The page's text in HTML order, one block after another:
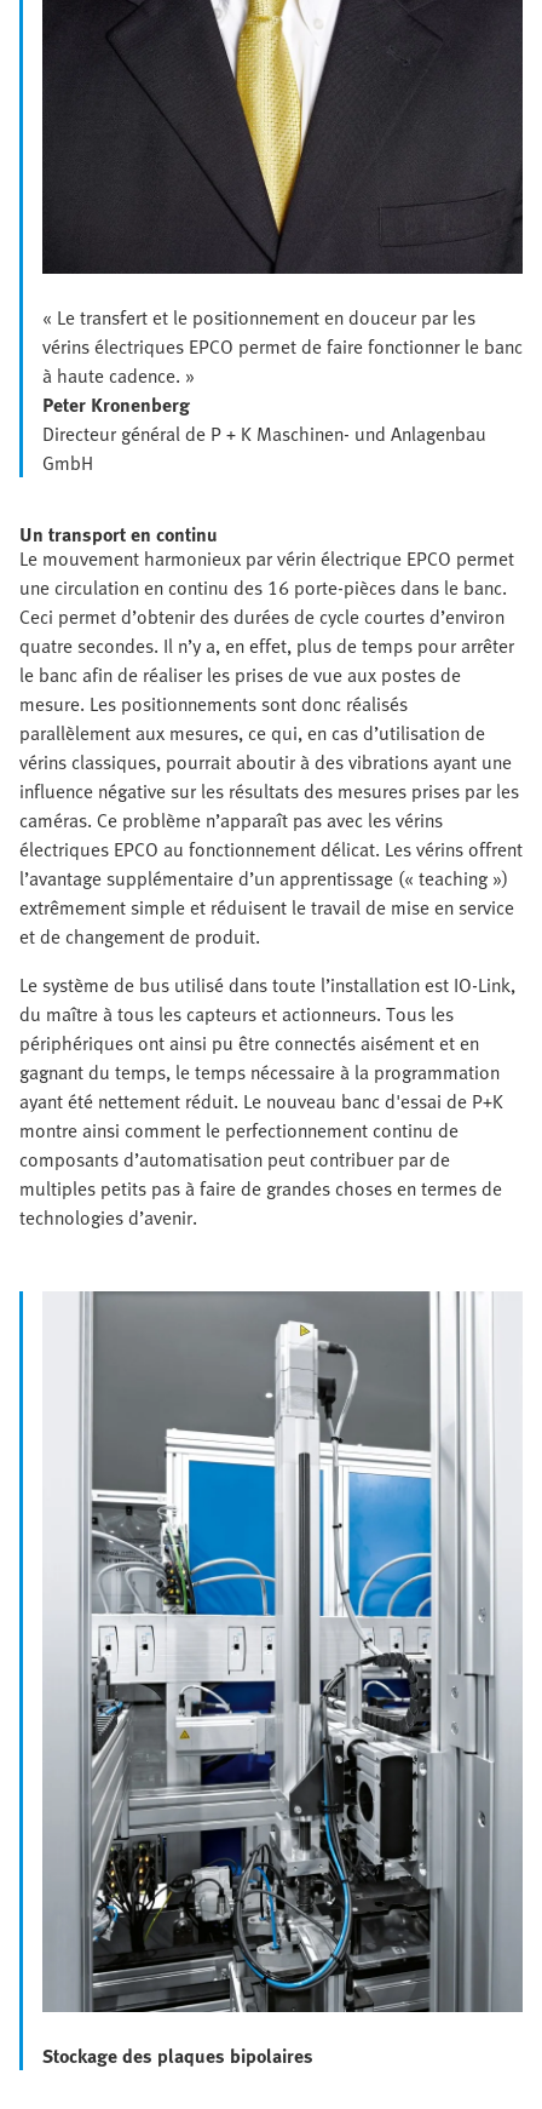
« Le transfert et le positionnement en douceur par les
vérins électriques EPCO permet de faire fonctionner le banc
à haute cadence. »
Peter Kronenberg
Directeur général de P + K Maschinen- und Anlagenbau
GmbH
Un transport en continu
Le mouvement harmonieux par vérin électrique EPCO permet
une circulation en continu des 16 porte-pièces dans le banc.
Ceci permet d’obtenir des durées de cycle courtes d’environ
quatre secondes. Il n’y a, en effet, plus de temps pour arrêter
le banc afin de réaliser les prises de vue aux postes de
mesure. Les positionnements sont donc réalisés
parallèlement aux mesures, ce qui, en cas d’utilisation de
vérins classiques, pourrait aboutir à des vibrations ayant une
influence négative sur les résultats des mesures prises par les
caméras. Ce problème n’apparaît pas avec les vérins
électriques EPCO au fonctionnement délicat. Les vérins offrent
l’avantage supplémentaire d’un apprentissage (« teaching »)
extrêmement simple et réduisent le travail de mise en service
et de changement de produit.
Le système de bus utilisé dans toute l’installation est IO-Link,
du maître à tous les capteurs et actionneurs. Tous les
périphériques ont ainsi pu être connectés aisément et en
gagnant du temps, le temps nécessaire à la programmation
ayant été nettement réduit. Le nouveau banc d'essai de P+K
montre ainsi comment le perfectionnement continu de
composants d’automatisation peut contribuer par de
multiples petits pas à faire de grandes choses en termes de
technologies d’avenir.
Stockage des plaques bipolaires